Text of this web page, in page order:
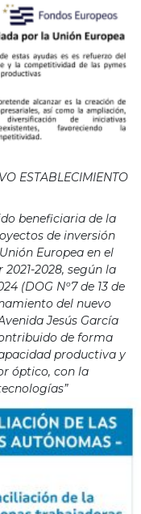
ESTABLECIMIENTO
beneficiaria de la
de inversión
Europea en el
2028, según la
(DOG Nº7 de 13 de
del nuevo
Jesús García
de forma
productiva y
óptico, con la